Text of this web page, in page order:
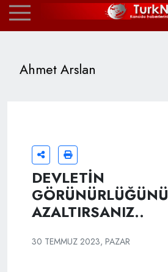
Ahmet Arslan
DEVLETİN
GÖRÜNÜRLÜĞÜNÜ
AZALTIRSANIZ..
30 TEMMUZ 2023, PAZAR